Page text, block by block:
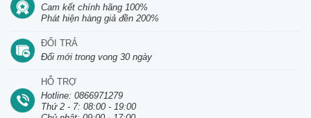
Cam kết chính hãng 100%
Phát hiện hàng giả đền 200%
ĐỔI TRẢ
Đổi mới trong vong 30 ngày
HỖ TRỢ
Hotline: 0866971279
Thứ 2 - 7: 08:00 - 19:00